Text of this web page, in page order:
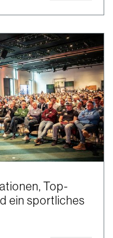
Top-
ein sportliches